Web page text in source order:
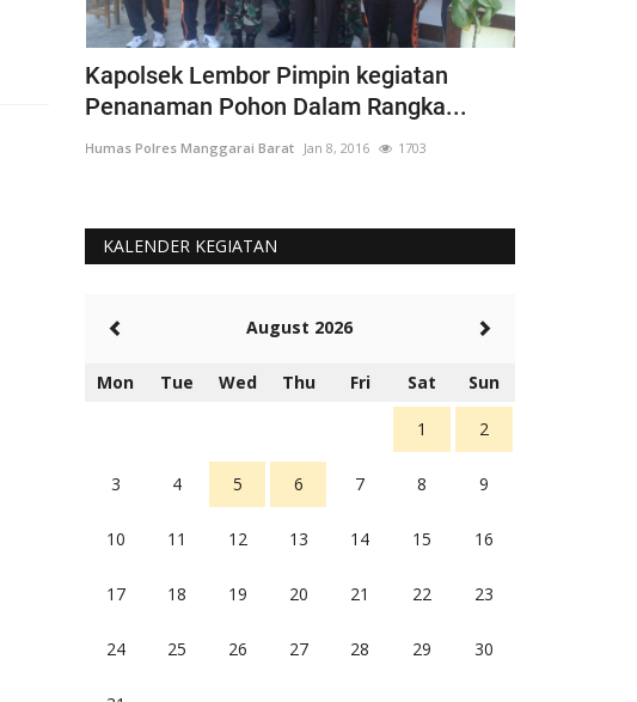
Kapolsek Lembor Pimpin kegiatan
Penanaman Pohon Dalam Rangka...
Humas Polres Manggarai Barat Jan 8, 2016 1703
KALENDER KEGIATAN
August 2026
Mon Tue Wed Thu Fri Sat Sun
1 2
3 4 5 6 7 8 9
10 11 12 13 14 15 16
17 18 19 20 21 22 23
24 25 26 27 28 29 30